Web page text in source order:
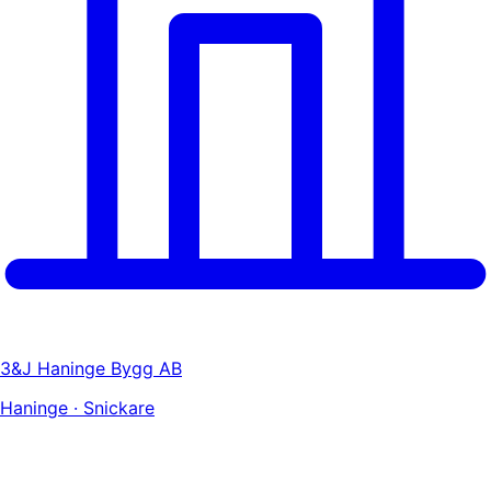
3&J Haninge Bygg AB
Haninge · Snickare